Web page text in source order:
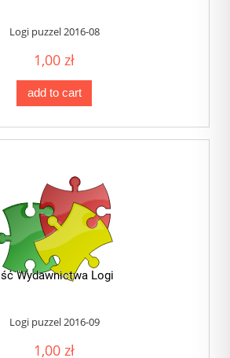
Logi puzzel 2016-08
1,00 zł
add to cart
Logi puzzel 2016-09
1,00 zł